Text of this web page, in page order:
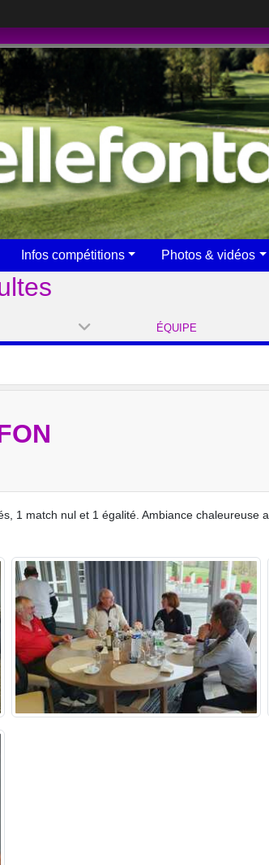
Infos compétitions Photos & vidéos
ÉQUIPE
1 match nul et 1 égalité. Ambiance chaleureuse